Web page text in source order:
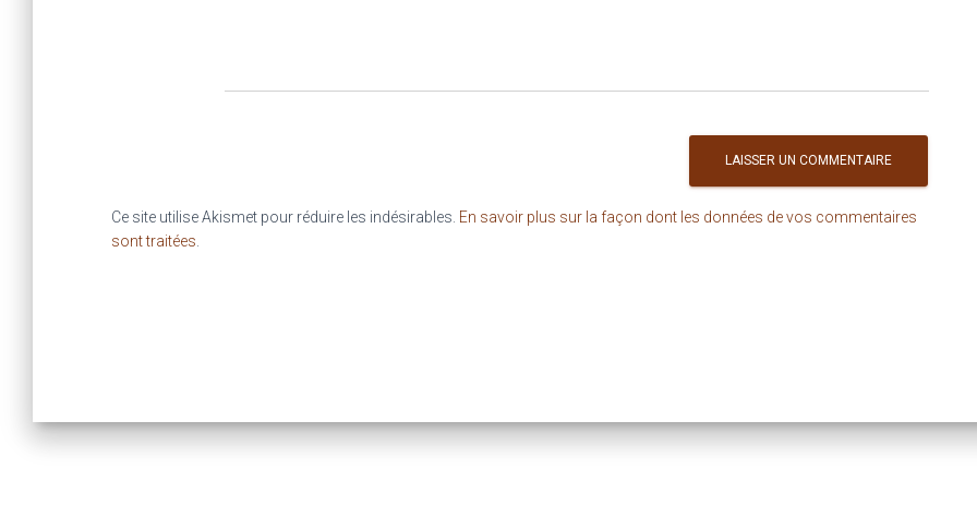
Ce site utilise Akismet pour réduire les indésirables. En savoir plus sur la façon dont les données de vos commentaires
sont traitées